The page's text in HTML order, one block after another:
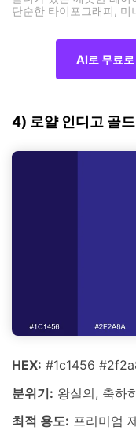
단순한 타이포그래피,
AI로 무료
4) 로얄 인디고 골
HEX: #1c1456
분위기: 왕실의, 축하
최적 용도: 프리미엄